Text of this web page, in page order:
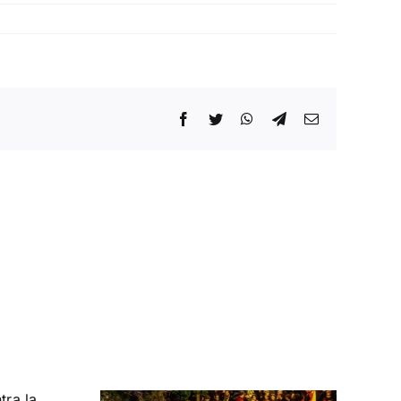
Facebook
Twitter WhatsApp
TelegramCorreo